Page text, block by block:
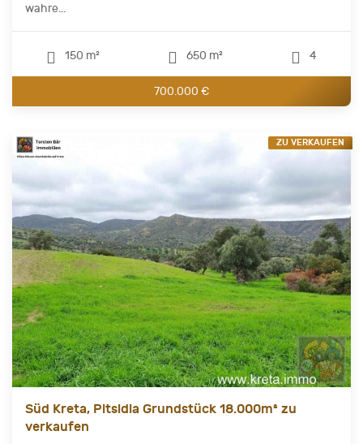
wahre...
150 m² 650 m² 4
700.000 €
Süd Kreta, Pitsidia Grundstück 18.000m² zu
verkaufen
ZU VERKAUFEN